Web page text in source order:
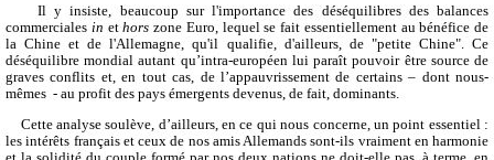
Il y insiste, beaucoup sur l'importance des déséquilibres des balances
commerciales in ethors zone Euro, lequel se fait essentiellement au bénéfice de
la Chine et de l'Allemagne, qu'il qualifie, d'ailleurs, de "petite Chine". Ce
déséquilibre mondial autant qu’intra-européen lui paraît pouvoir être source de
graves conflits et, en tout cas, de l’appauvrissement de certains – dont nous-
mêmes - au profit des pays émergents devenus, de fait, dominants.
Cette analyse soulève, d’ailleurs, en ce qui nous concerne, un point essentiel :
les intérêts français et ceux de nos amis Allemands sont-ils vraiment en harmonie